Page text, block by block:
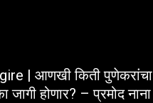
| आणखी किती पुणेकरांचा
जागी होणार? – प्रमोद नाना